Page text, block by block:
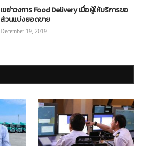
เขย่าวงการ Food Delivery เมื่อผู้ให้บริการขอ
ส่วนแบ่งยอดขาย
December 19, 2019